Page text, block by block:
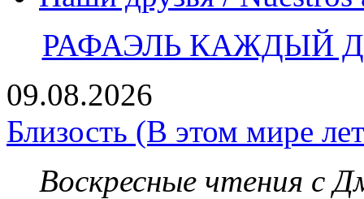
РАФАЭЛЬ КАЖДЫЙ
09.08.2026
Близость (В этом мире
Воскресные чтения с